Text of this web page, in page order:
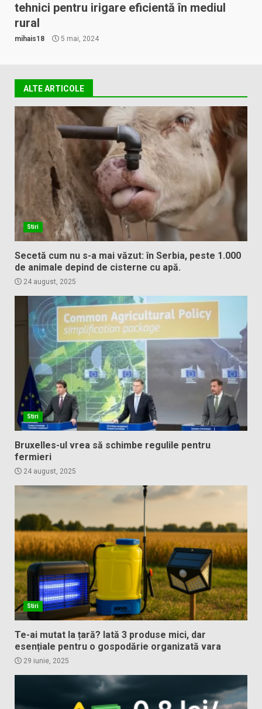
tehnici pentru irigare eficientă în mediul
rural
mihais18 5 mai, 2024
ALTE ARTICOLE
Stiri
Secetă cum nu s-a mai văzut: în Serbia, peste 1.000
de animale depind de cisterne cu apă.
24 august, 2025
Stiri
Bruxelles-ul vrea să schimbe regulile pentru
fermieri
24 august, 2025
Stiri
Te-ai mutat la țară? Iată 3 produse mici, dar
esențiale pentru o gospodărie organizată vara
29 iunie, 2025